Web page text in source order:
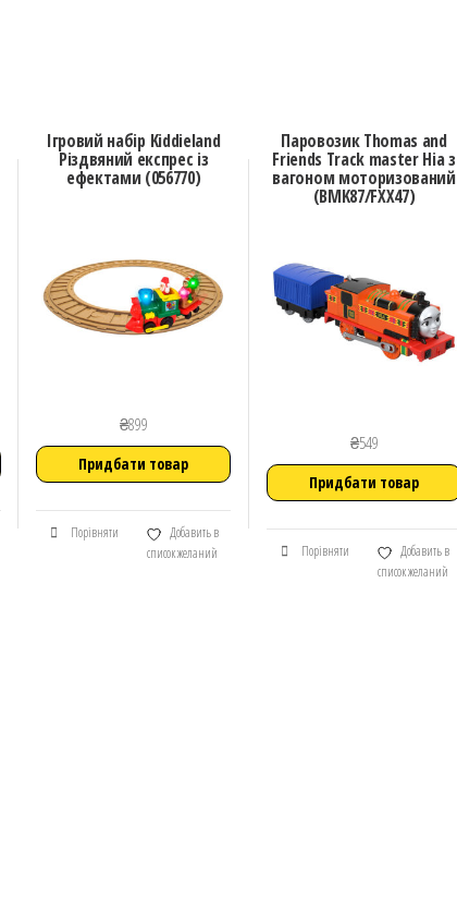
Ігровий набір Kiddieland
Різдвяний експрес із
ефектами (056770)
₴899
Придбати товар
Порівняти
Добавить в
список желаний
Паровозик Thomas and
Friends Track master Ніа з
вагоном моторизований
(BMK87/FXX47)
₴549
Придбати товар
Порівняти
Добавить в
список желаний